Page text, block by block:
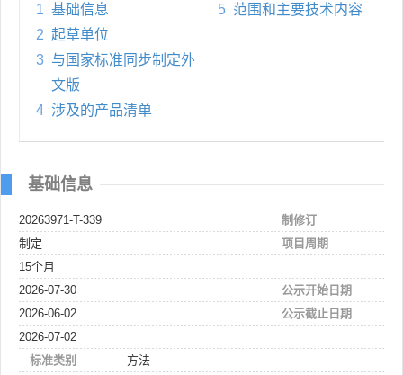
1 基础信息
2 起草单位
3 与国家标准同步制定外
文版
4 涉及的产品清单
5 范围和主要技术内容
基础信息
20263971-T-339
制修订
制定
项目周期
15个月
2026-07-30
公示开始日期
2026-06-02
公示截止日期
2026-07-02
标准类别
方法